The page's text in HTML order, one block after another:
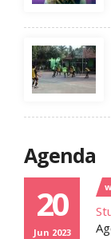
Agenda
20
Jun 2023